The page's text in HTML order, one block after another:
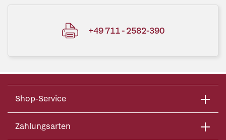
+49 711 - 2582-390
Shop-Service
Zahlungsarten